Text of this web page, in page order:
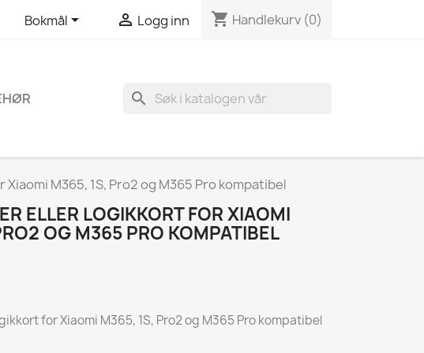
Bokmål  Logg inn shopping_cart Handlekurv (0)
search
M365, 1S, Pro2 og M365 Pro kompatibel
ELLER LOGIKKORT FOR XIAOMI
OG M365 PRO KOMPATIBEL
for Xiaomi M365, 1S, Pro2 og M365 Pro kompatibel